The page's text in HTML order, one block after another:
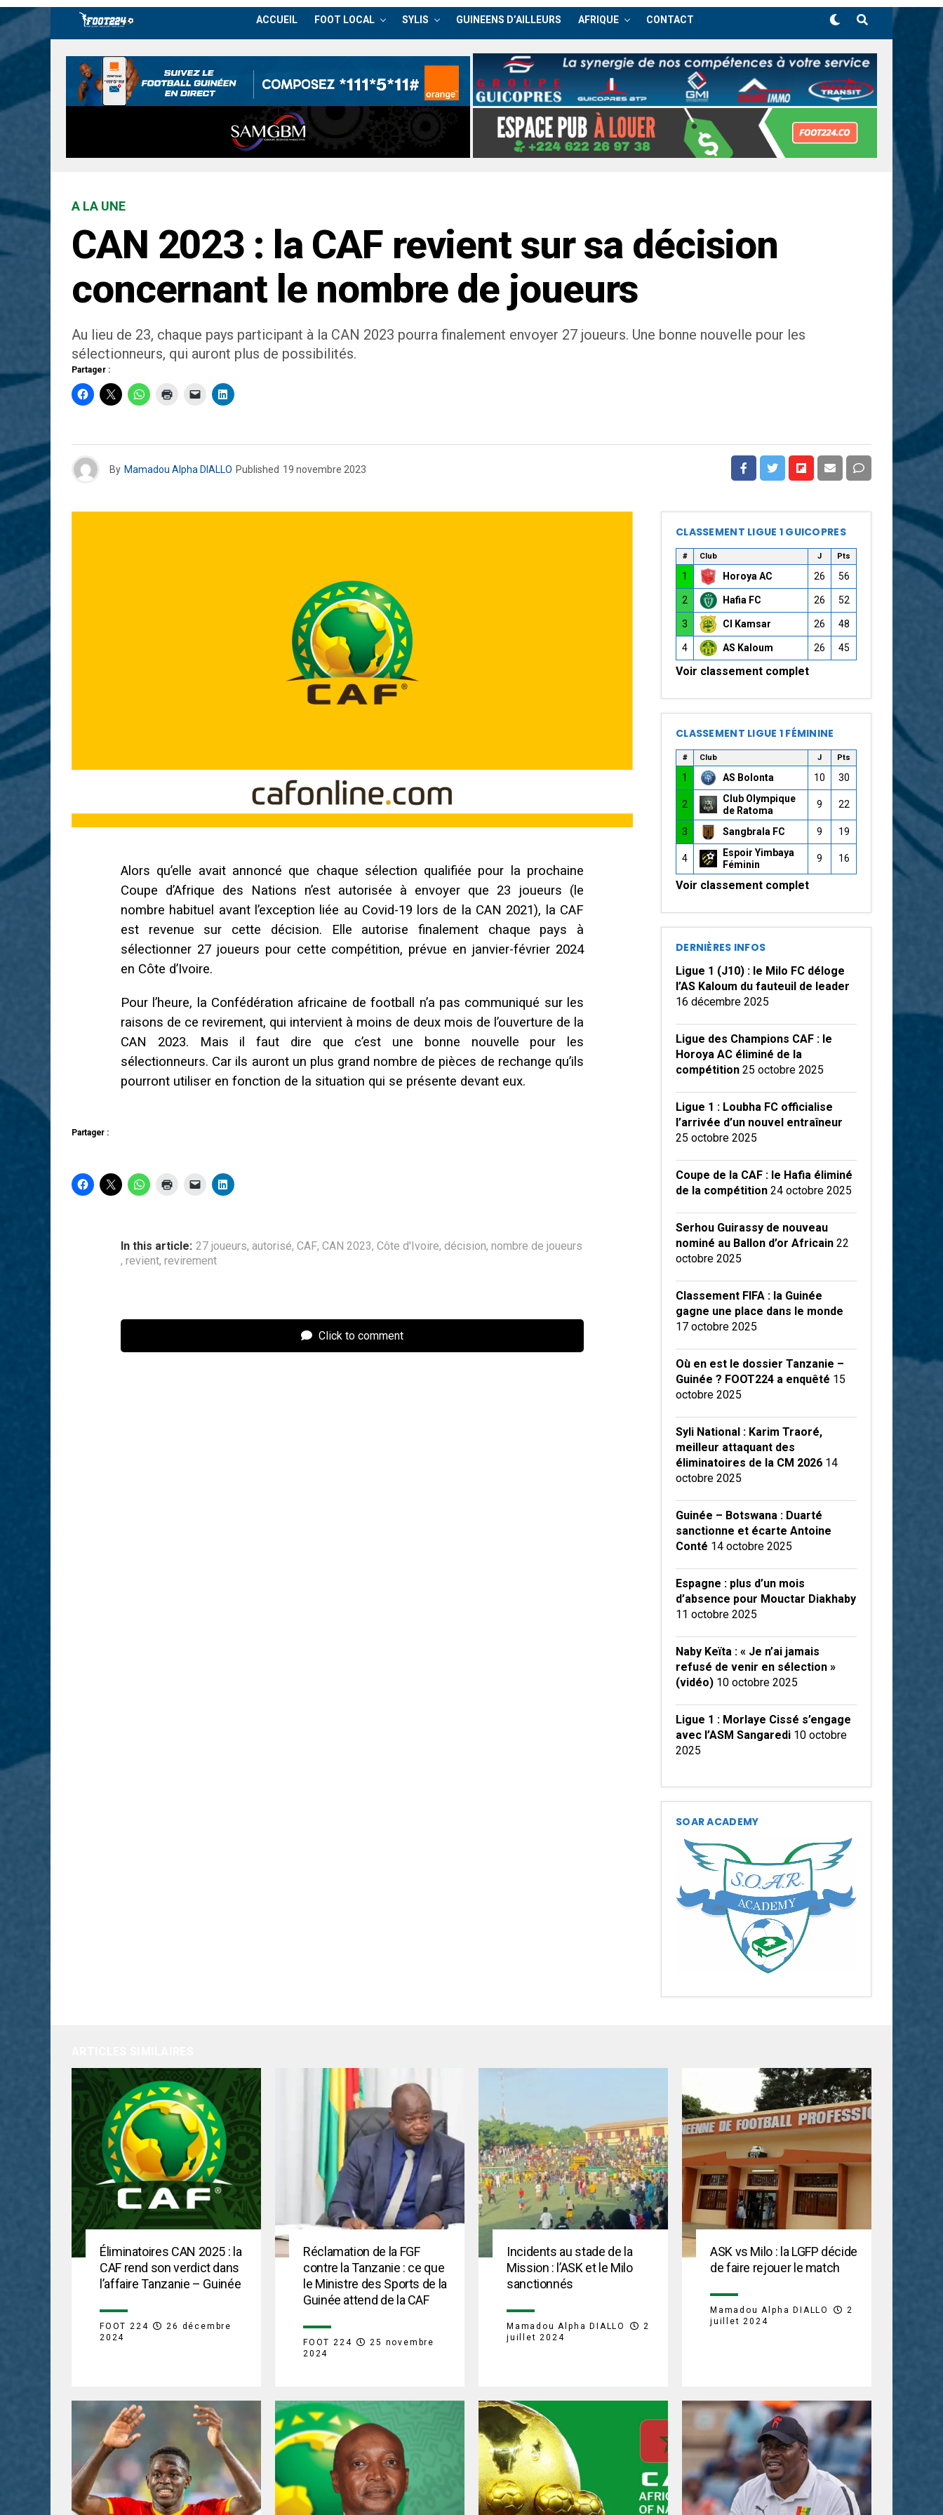
ACCUEIL FOOT LOCAL SYLIS GUINEENS D’AILLEURS AFRIQUE CONTACT
A LA UNE
CAN 2023 : la CAF revient sur sa décision
concernant le nombre de joueurs
Au lieu de 23, chaque pays participant à la CAN 2023 pourra finalement envoyer 27 joueurs. Une bonne nouvelle pour les
sélectionneurs, qui auront plus de possibilités.
Partager :
By Mamadou Alpha DIALLO Published 19 novembre 2023
Alors qu’elle avait annoncé que chaque sélection qualifiée pour la prochaine
Coupe d’Afrique des Nations n’est autorisée à envoyer que 23 joueurs (le
nombre habituel avant l’exception liée au Covid-19 lors de la CAN 2021), la CAF
est revenue sur cette décision. Elle autorise finalement chaque pays à
sélectionner 27 joueurs pour cette compétition, prévue en janvier-février 2024
en Côte d’Ivoire.
Pour l’heure, la Confédération africaine de football n’a pas communiqué sur les
raisons de ce revirement, qui intervient à moins de deux mois de l’ouverture de la
CAN 2023. Mais il faut dire que c’est une bonne nouvelle pour les
sélectionneurs. Car ils auront un plus grand nombre de pièces de rechange qu’ils
pourront utiliser en fonction de la situation qui se présente devant eux.
Partager :
In this article: 27 joueurs, autorisé, CAF, CAN 2023, Côte d'Ivoire, décision, nombre de joueurs
, revient, revirement
Click to comment
CLASSEMENT LIGUE 1 GUICOPRES
# Club J Pts
1 Horoya AC 26 56
2 Hafia FC 26 52
3 CI Kamsar 26 48
4 AS Kaloum 26 45
Voir classement complet
CLASSEMENT LIGUE 1 FÉMININE
# Club J Pts
1 AS Bolonta 10 30
2
Club Olympique
de Ratoma
9 22
3 Sangbrala FC 9 19
4
Espoir Yimbaya
Féminin
9 16
Voir classement complet
DERNIÈRES INFOS
Ligue 1 (J10) : le Milo FC déloge
l’AS Kaloum du fauteuil de leader
16 décembre 2025
Ligue des Champions CAF : le
Horoya AC éliminé de la
compétition 25 octobre 2025
Ligue 1 : Loubha FC officialise
l’arrivée d’un nouvel entraîneur
25 octobre 2025
Coupe de la CAF : le Hafia éliminé
de la compétition 24 octobre 2025
Serhou Guirassy de nouveau
nominé au Ballon d’or Africain 22
octobre 2025
Classement FIFA : la Guinée
gagne une place dans le monde
17 octobre 2025
Où en est le dossier Tanzanie –
Guinée ? FOOT224 a enquêté 15
octobre 2025
Syli National : Karim Traoré,
meilleur attaquant des
éliminatoires de la CM 2026 14
octobre 2025
Guinée – Botswana : Duarté
sanctionne et écarte Antoine
Conté 14 octobre 2025
Espagne : plus d’un mois
d’absence pour Mouctar Diakhaby
11 octobre 2025
Naby Keïta : « Je n’ai jamais
refusé de venir en sélection »
(vidéo) 10 octobre 2025
Ligue 1 : Morlaye Cissé s’engage
avec l’ASM Sangaredi 10 octobre
2025
SOAR ACADEMY
Éliminatoires CAN 2025 : la
CAF rend son verdict dans
l’affaire Tanzanie – Guinée
FOOT 224
26 décembre
2024
Réclamation de la FGF
contre la Tanzanie : ce que
le Ministre des Sports de la
Guinée attend de la CAF
FOOT 224
25 novembre
2024
Incidents au stade de la
Mission : l’ASK et le Milo
sanctionnés
Mamadou Alpha DIALLO
2
juillet 2024
ASK vs Milo : la LGFP décide
de faire rejouer le match
Mamadou Alpha DIALLO
2
juillet 2024